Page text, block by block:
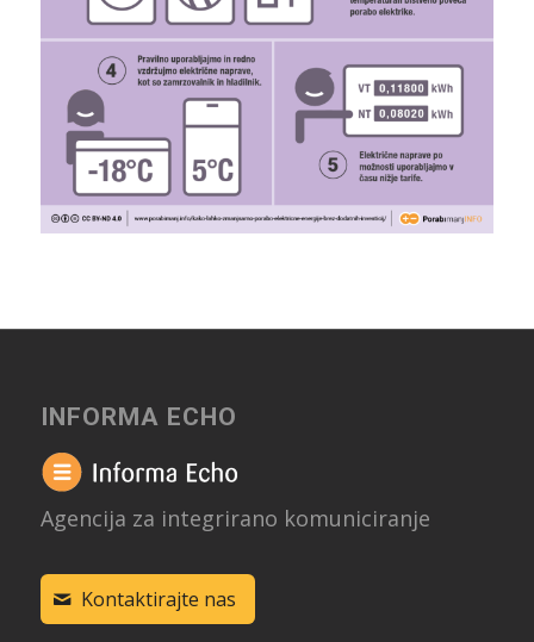
INFORMA ECHO
Agencija za integrirano komuniciranje
Kontaktirajte nas